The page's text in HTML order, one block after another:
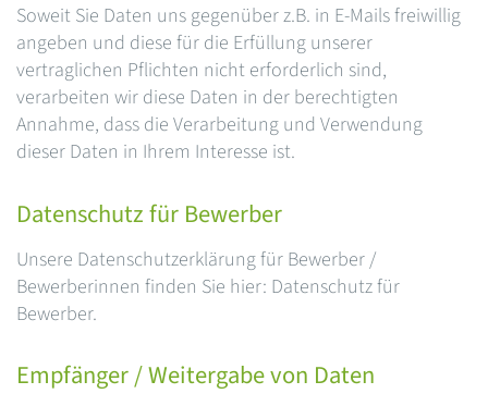
Soweit Sie Daten uns gegenüber z.B. in E-Mails freiwillig
angeben und diese für die Erfüllung unserer
vertraglichen Pflichten nicht erforderlich sind,
verarbeiten wir diese Daten in der berechtigten
Annahme, dass die Verarbeitung und Verwendung
dieser Daten in Ihrem Interesse ist.
Datenschutz für Bewerber
Unsere Datenschutzerklärung für Bewerber /
Bewerberinnen finden Sie hier: Datenschutz für
Bewerber.
Empfänger / Weitergabe von Daten